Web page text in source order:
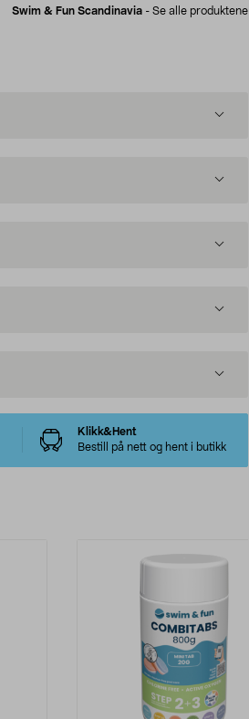
Swim & Fun Scandinavia - Se alle produktene
Klikk&Hent
Bestill på nett og hent i butikk